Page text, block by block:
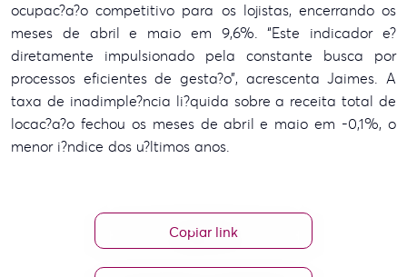
ocupac?a?o competitivo para os lojistas, encerrando os
meses de abril e maio em 9,6%. “Este indicador e?
diretamente impulsionado pela constante busca por
processos eficientes de gesta?o”, acrescenta Jaimes. A
taxa de inadimple?ncia li?quida sobre a receita total de
locac?a?o fechou os meses de abril e maio em -0,1%, o
menor i?ndice dos u?ltimos anos.
Copiar link